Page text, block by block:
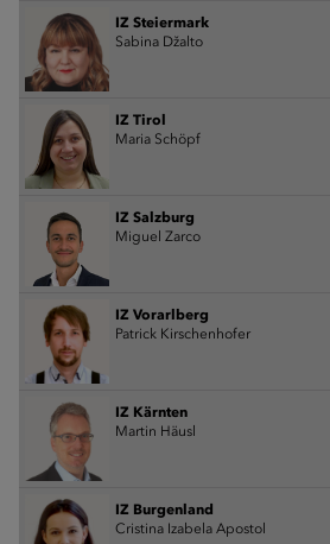
IZ Steiermark
Sabina Džalto
IZ Tirol
Maria Schöpf
IZ Salzburg
Miguel Zarco
IZ Vorarlberg
Patrick Kirschenhofer
IZ Kärnten
Martin Häusl
IZ Burgenland
Cristina Izabela Apostol